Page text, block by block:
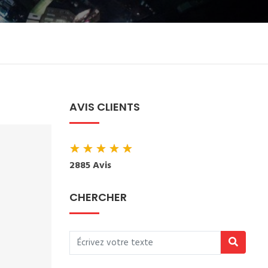
AVIS CLIENTS
★★★★★
2885 Avis
CHERCHER